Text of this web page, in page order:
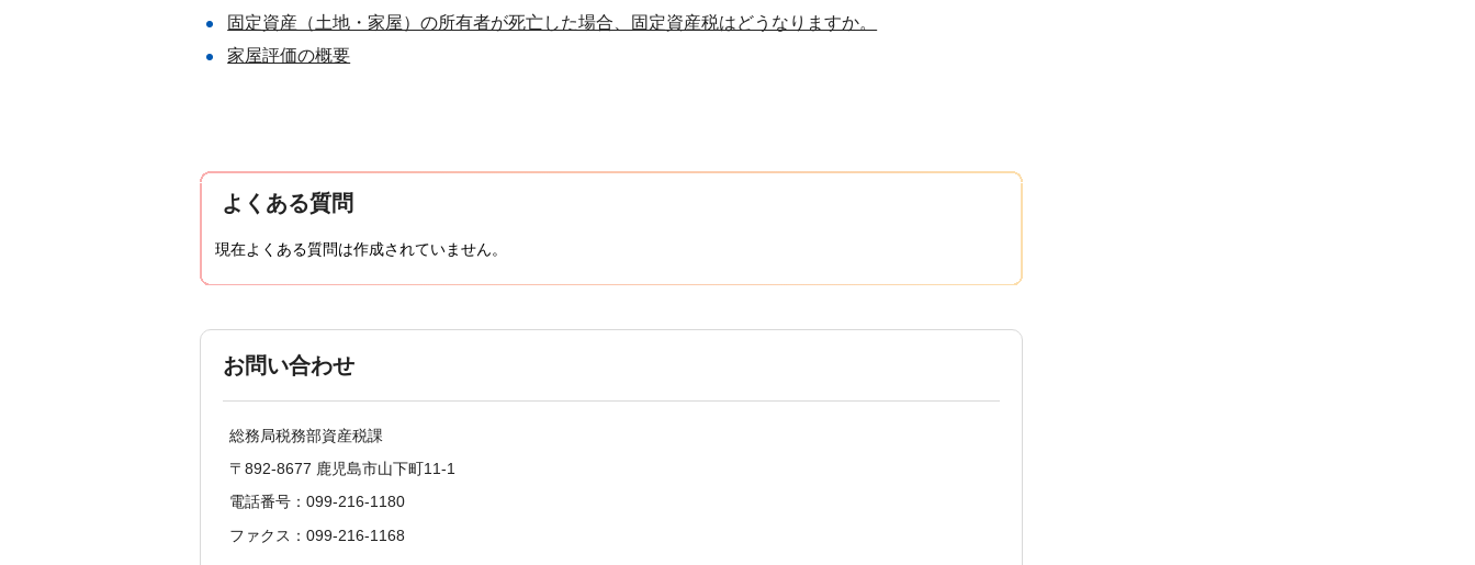
固定資産（土地・家屋）の所有者が死亡した場合、固定資産税はどうなりますか。
家屋評価の概要
よくある質問
現在よくある質問は作成されていません。
お問い合わせ
総務局税務部資産税課
〒892-8677 鹿児島市山下町11-1
電話番号：099-216-1180
ファクス：099-216-1168